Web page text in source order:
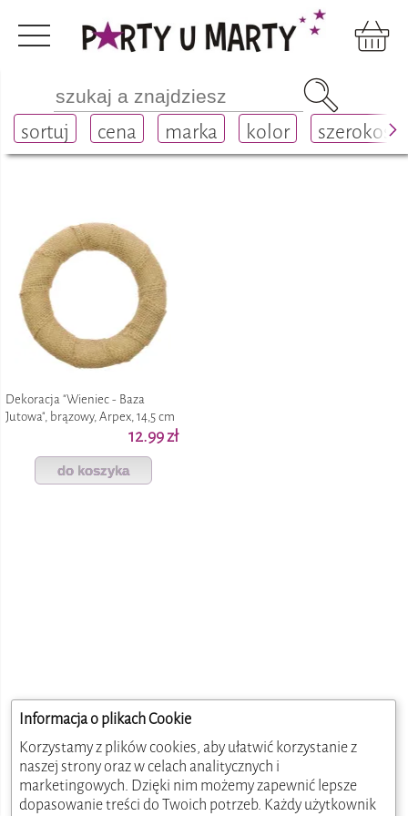
sortuj cena marka kolor szerokość
Rękodzieło i scrapbooking półprodukty wieńce
Dekoracja "Wieniec - Baza
Jutowa", brązowy, Arpex, 14,5 cm
12.99 zł
do koszyka
Informacja o plikach Cookie
Korzystamy z plików cookies, aby ułatwić korzystanie z
naszej strony oraz w celach analitycznych i
marketingowych. Dzięki nim możemy zapewnić lepsze
dopasowanie treści do Twoich potrzeb. Każdy użytkownik